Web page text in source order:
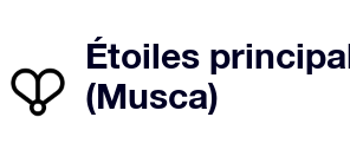
Étoiles
(Musca)